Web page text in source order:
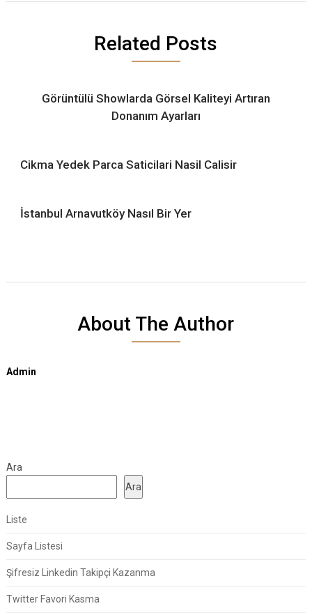
Related Posts
Görüntülü Showlarda Görsel Kaliteyi Artıran
Donanım Ayarları
Cikma Yedek Parca Saticilari Nasil Calisir
İstanbul Arnavutköy Nasıl Bir Yer
About The Author
Admin
Ara
Ara
Liste
Sayfa Listesi
Şifresiz Linkedin Takipçi Kazanma
Twitter Favori Kasma